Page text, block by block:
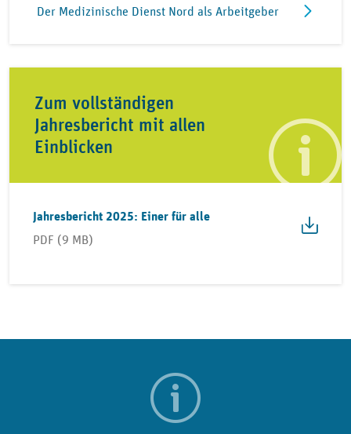
Der Medizinische Dienst Nord als Arbeitgeber
Zum vollständigen
Jahresbericht mit allen
Einblicken
Jahresbericht 2025: Einer für alle
PDF (9 MB)